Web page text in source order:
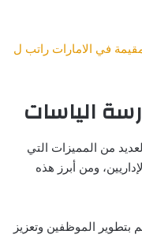
في الامارات راتب ل
الياسات
من المميزات التي
ومن أبرز هذه
بتطوير الموظفين وتعزيز